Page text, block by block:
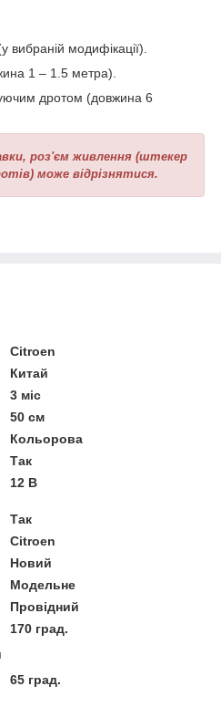
вибраній модифікації).
1 – 1.5 метра).
дротом (довжина 6
роз'єм живлення (штекер
може відрізнятися.
Citroen
Китай
3 міс
50 см
Кольорова
Так
12 В
Так
Citroen
Новий
Модельне
Провідний
170 град.
65 град.